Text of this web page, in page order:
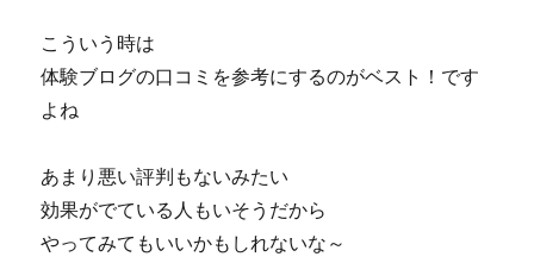
ー
ウ
ハ
ウ
公
ン』
ュ
ー
口
こういう時は
体験ブログの口コミを参考にするのがベスト！です
よね
あまり悪い評判もないみたい
効果がでている人もいそうだから
やってみてもいいかもしれないな～